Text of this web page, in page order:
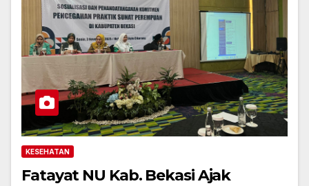
KESEHATAN
Fatayat NU Kab. Bekasi Ajak